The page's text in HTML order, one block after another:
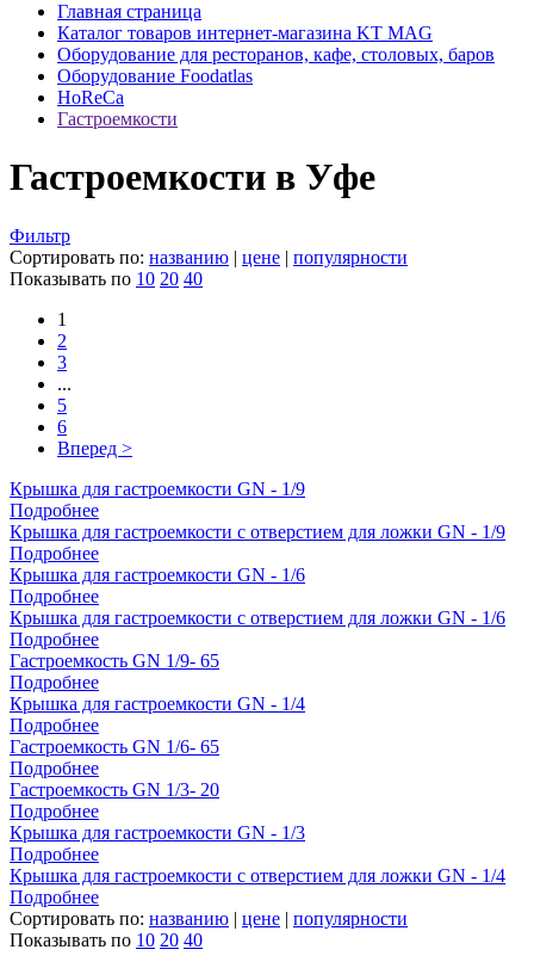
Главная страница
Каталог товаров интернет-магазина KT MAG
Оборудование для ресторанов, кафе, столовых, баров
Оборудование Foodatlas
HoReCa
Гастроемкости
Гастроемкости в Уфе
Фильтр
Сортировать по: названию | цене | популярности
Показывать по 10 20 40
1
2
3
...
5
6
Вперед >
Крышка для гастроемкости GN - 1/9
Подробнее
Крышка для гастроемкости с отверстием для ложки GN - 1/9
Подробнее
Крышка для гастроемкости GN - 1/6
Подробнее
Крышка для гастроемкости с отверстием для ложки GN - 1/6
Подробнее
Гастроемкость GN 1/9- 65
Подробнее
Крышка для гастроемкости GN - 1/4
Подробнее
Гастроемкость GN 1/6- 65
Подробнее
Гастроемкость GN 1/3- 20
Подробнее
Крышка для гастроемкости GN - 1/3
Подробнее
Крышка для гастроемкости с отверстием для ложки GN - 1/4
Подробнее
Сортировать по: названию | цене | популярности
Показывать по 10 20 40